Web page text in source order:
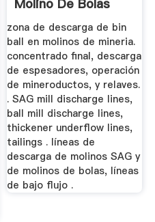
Molino De Bolas
zona de descarga de bin
ball en molinos de mineria.
concentrado final, descarga
de espesadores, operación
de mineroductos, y relaves.
. SAG mill discharge lines,
ball mill discharge lines,
thickener underflow lines,
tailings . líneas de
descarga de molinos SAG y
de molinos de bolas, líneas
de bajo flujo .